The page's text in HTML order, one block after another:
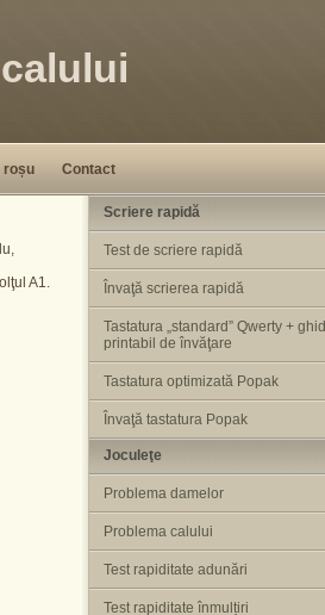
roșu Contact
A1.
Scriere rapidă
Test de scriere rapidă
Învaţă scrierea rapidă
Tastatura „standard” Qwerty + ghid
printabil de învăţare
Tastatura optimizată Popak
Învaţă tastatura Popak
Joculeţe
Problema damelor
Problema calului
Test rapiditate adunări
Test rapiditate înmulțiri